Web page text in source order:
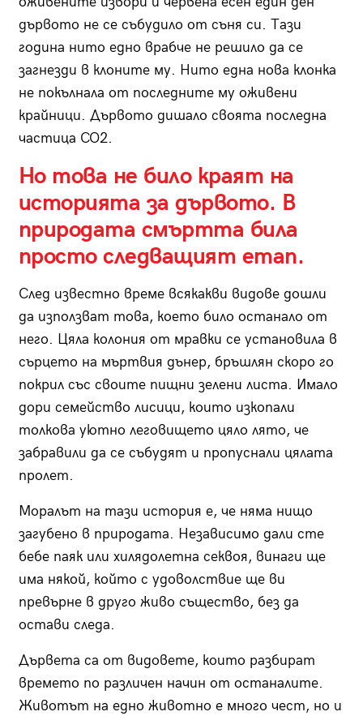
дървото не се събудило от съня си. Тази
година нито едно врабче не решило да се
загнезди в клоните му. Нито една нова клонка
не покълнала от последните му оживени
крайници. Дървото дишало своята последна
частица CO2.
Но това не било краят на
историята за дървото. В
природата смъртта била
просто следващият етап.
След известно време всякакви видове дошли
да използват това, което било останало от
него. Цяла колония от мравки се установила в
сърцето на мъртвия дънер, бръшлян скоро го
покрил със своите пищни зелени листа. Имало
дори семейство лисици, които изкопали
толкова уютно леговището цяло лято, че
забравили да се събудят и пропуснали цялата
пролет.
Моралът на тази история е, че няма нищо
загубено в природата. Независимо дали сте
бебе паяк или хилядолетна секвоя, винаги ще
има някой, който с удоволствие ще ви
превърне в друго живо същество, без да
остави следа.
Дървета са от видовете, които разбират
времето по различен начин от останалите.
Животът на едно животно е много чест, но и